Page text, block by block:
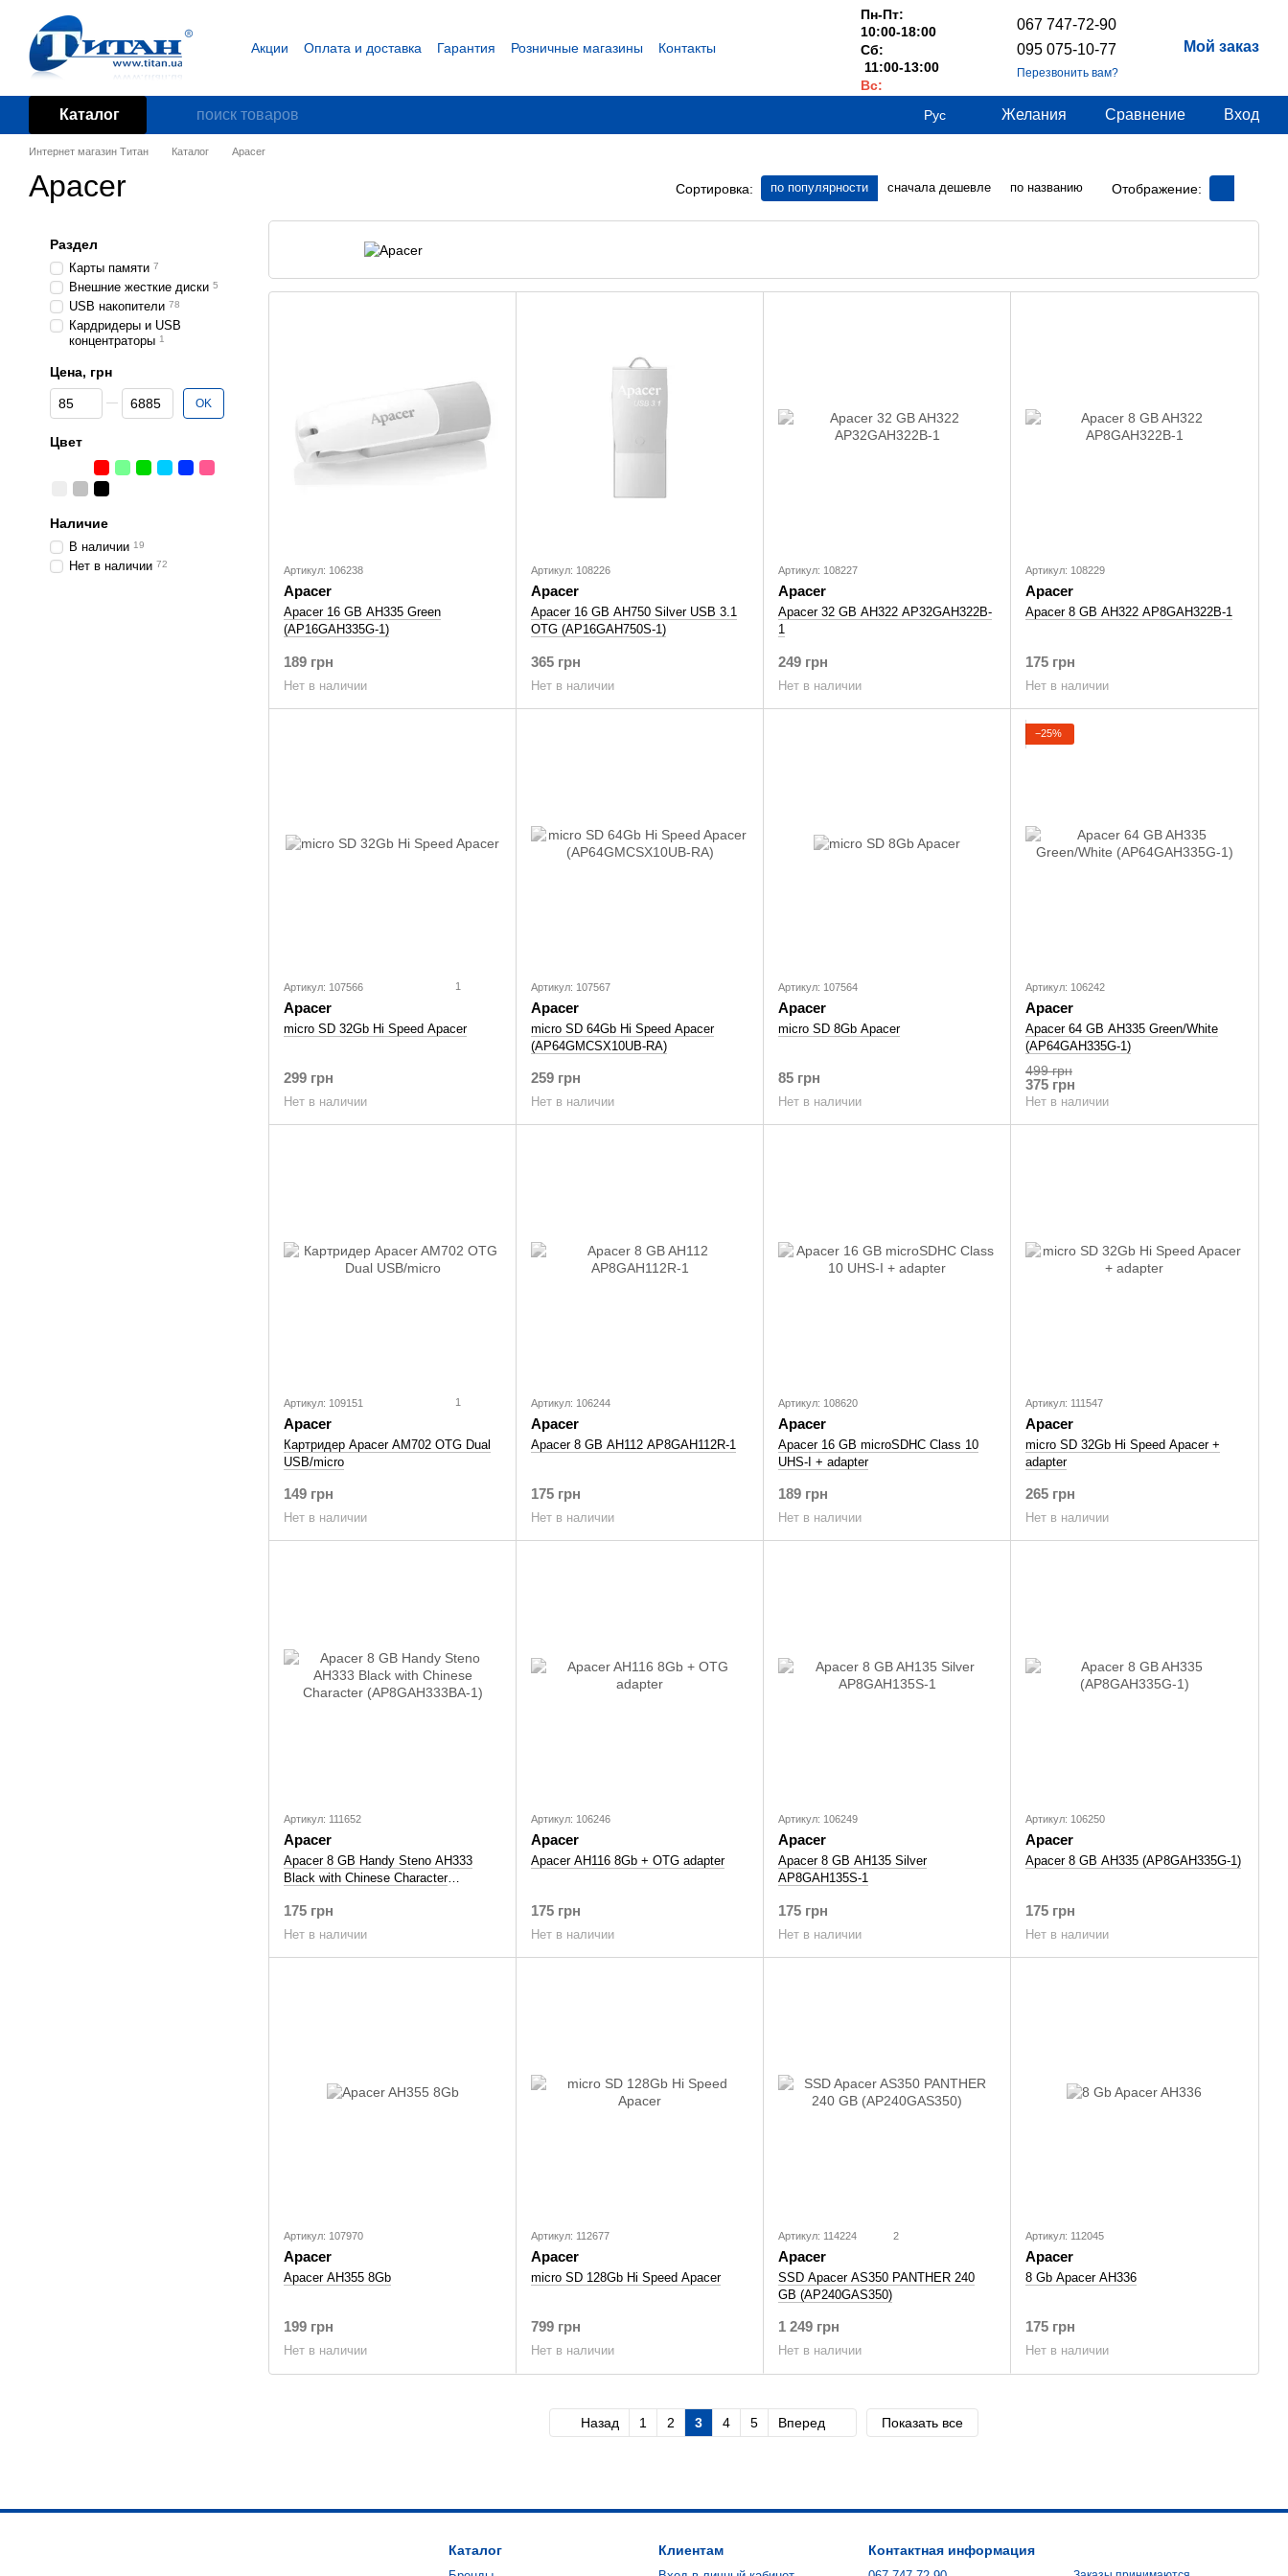
Перейти к основному контенту
Акции Оплата и доставка Гарантия Розничные магазины
Контакты
Пн-Пт:
10:00-18:00
Сб:
11:00-13:00
Вс:
067 747-72-90
095 075-10-77
Перезвонить вам?
Мой заказ
Каталог Рус Желания Сравнение Вход
Интернет магазин Титан Каталог Apacer
Apacer Сортировка: по популярности сначала дешевле по названию Отображение:
Артикул: 106238
Apacer
Apacer 16 GB AH335 Green
(AP16GAH335G-1)
189 грн
Нет в наличии
Артикул: 108226
Apacer
Apacer 16 GB AH750 Silver USB 3.1
OTG (AP16GAH750S-1)
365 грн
Нет в наличии
Артикул: 108227
Apacer
Apacer 32 GB AH322 AP32GAH322B-
1
249 грн
Нет в наличии
Артикул: 108229
Apacer
Apacer 8 GB AH322 AP8GAH322B-1
175 грн
Нет в наличии
Артикул: 107566 1
Apacer
micro SD 32Gb Hi Speed Apacer
299 грн
Нет в наличии
Артикул: 107567
Apacer
micro SD 64Gb Hi Speed Apacer
(AP64GMCSX10UB-RA)
259 грн
Нет в наличии
Артикул: 107564
Apacer
micro SD 8Gb Apacer
85 грн
Нет в наличии
−25%
Артикул: 106242
Apacer
Apacer 64 GB AH335 Green/White
(AP64GAH335G-1)
499 грн
375 грн
Нет в наличии
Артикул: 109151 1
Apacer
Картридер Apacer AM702 OTG Dual
USB/micro
149 грн
Нет в наличии
Артикул: 106244
Apacer
Apacer 8 GB AH112 AP8GAH112R-1
175 грн
Нет в наличии
Артикул: 108620
Apacer
Apacer 16 GB microSDHC Class 10
UHS-I + adapter
189 грн
Нет в наличии
Артикул: 111547
Apacer
micro SD 32Gb Hi Speed Apacer +
adapter
265 грн
Нет в наличии
Артикул: 111652
Apacer
Apacer 8 GB Handy Steno AH333
Black with Chinese Character
175 грн
Нет в наличии
Артикул: 106246
Apacer
Apacer AH116 8Gb + OTG adapter
175 грн
Нет в наличии
Артикул: 106249
Apacer
Apacer 8 GB AH135 Silver
AP8GAH135S-1
175 грн
Нет в наличии
Артикул: 106250
Apacer
Apacer 8 GB AH335 (AP8GAH335G-1)
175 грн
Нет в наличии
Артикул: 107970
Apacer
Apacer AH355 8Gb
199 грн
Нет в наличии
Артикул: 112677
Apacer
micro SD 128Gb Hi Speed Apacer
799 грн
Нет в наличии
Артикул: 114224 2
Apacer
SSD Apacer AS350 PANTHER 240
GB (AP240GAS350)
1 249 грн
Нет в наличии
Артикул: 112045
Apacer
8 Gb Apacer AH336
175 грн
Нет в наличии
Назад 1 2 3 4 5 Вперед Показать все
Раздел
Карты памяти 7
Внешние жесткие диски 5
USB накопители 78
Кардридеры и USB
концентраторы 1
Цена, грн
От Цена, грн
До Цена, грн OK
Цвет
Наличие
В наличии 19
Нет в наличии 72
Каталог Клиентам Контактная информация